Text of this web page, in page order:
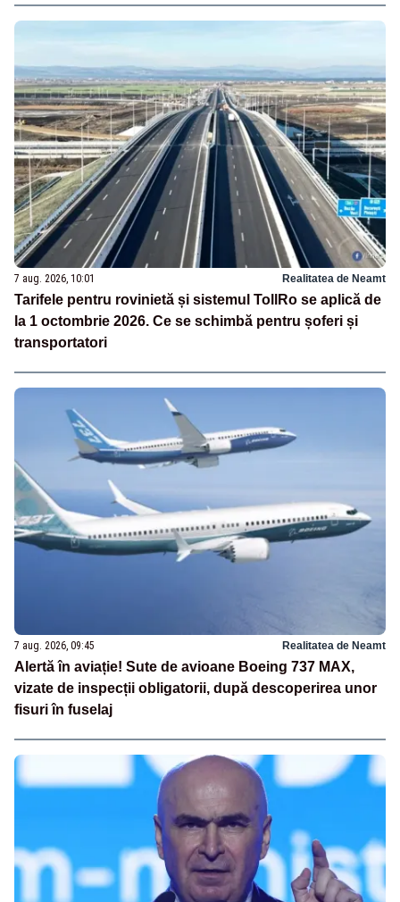
7 aug. 2026, 10:01 Realitatea de Neamt
Tarifele pentru rovinietă și sistemul TollRo se aplică de
la 1 octombrie 2026. Ce se schimbă pentru șoferi și
transportatori
7 aug. 2026, 09:45 Realitatea de Neamt
Alertă în aviație! Sute de avioane Boeing 737 MAX,
vizate de inspecții obligatorii, după descoperirea unor
fisuri în fuselaj